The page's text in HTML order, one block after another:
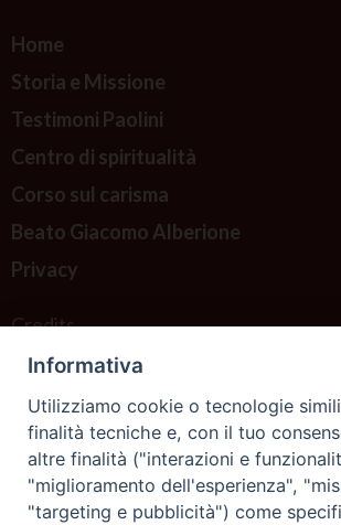
Home
Storia e Missione
Testimoni Paolini
Centro di spiritualità
Corso sul carisma
Beato Giacomo Alberione
Privacy
Credits
Informativa
Utilizziamo cookie o tecnologie
finalità tecniche e, con il tuo
altre finalità ("interazioni e
"miglioramento dell'esperienza",
"targeting e pubblicità") come